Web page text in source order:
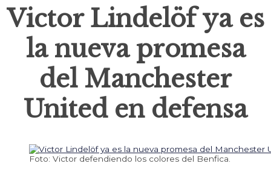
Victor Lindelöf ya es
la nueva promesa
del Manchester
United en defensa
Foto: Victor defendiendo los colores del Benfica.